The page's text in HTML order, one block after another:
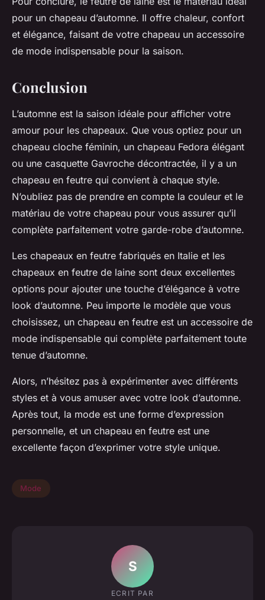
pour un chapeau d’automne. Il offre chaleur, confort
et élégance, faisant de votre chapeau un accessoire
de mode indispensable pour la saison.
Conclusion
L’automne est la saison idéale pour afficher votre
amour pour les chapeaux. Que vous optiez pour un
chapeau cloche féminin, un chapeau Fedora élégant
ou une casquette Gavroche décontractée, il y a un
chapeau en feutre qui convient à chaque style.
N’oubliez pas de prendre en compte la couleur et le
matériau de votre chapeau pour vous assurer qu’il
complète parfaitement votre garde-robe d’automne.
Les chapeaux en feutre fabriqués en Italie et les
chapeaux en feutre de laine sont deux excellentes
options pour ajouter une touche d’élégance à votre
look d’automne. Peu importe le modèle que vous
choisissez, un chapeau en feutre est un accessoire de
mode indispensable qui complète parfaitement toute
tenue d’automne.
Alors, n’hésitez pas à expérimenter avec différents
styles et à vous amuser avec votre look d’automne.
Après tout, la mode est une forme d’expression
personnelle, et un chapeau en feutre est une
excellente façon d’exprimer votre style unique.
Mode
S
ECRIT PAR